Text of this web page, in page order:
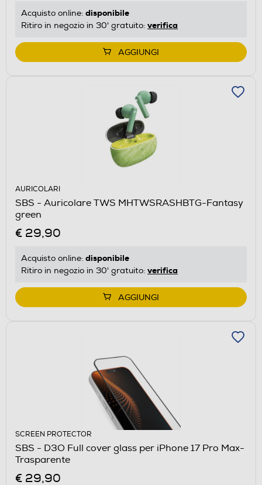
Acquisto online: disponibile
Ritiro in negozio in 30' gratuito: verifica
AGGIUNGI
AURICOLARI
SBS - Auricolare TWS MHTWSRASHBTG-Fantasy
green
€ 29,90
Acquisto online: disponibile
Ritiro in negozio in 30' gratuito: verifica
AGGIUNGI
SCREEN PROTECTOR
SBS - D3O Full cover glass per iPhone 17 Pro Max-
Trasparente
€ 29,90